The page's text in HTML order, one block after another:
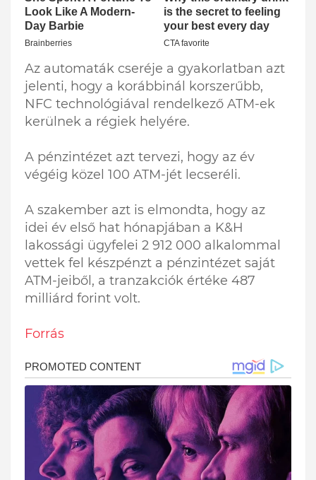
Az automaták cseréje a gyakorlatban azt
jelenti, hogy a korábbinál korszerűbb,
NFC technológiával rendelkező ATM-ek
kerülnek a régiek helyére.
A pénzintézet azt tervezi, hogy az év
végéig közel 100 ATM-jét lecseréli.
A szakember azt is elmondta, hogy az
idei év első hat hónapjában a K&H
lakossági ügyfelei 2 912 000 alkalommal
vettek fel készpénzt a pénzintézet saját
ATM-jeiből, a tranzakciók értéke 487
milliárd forint volt.
Forrás